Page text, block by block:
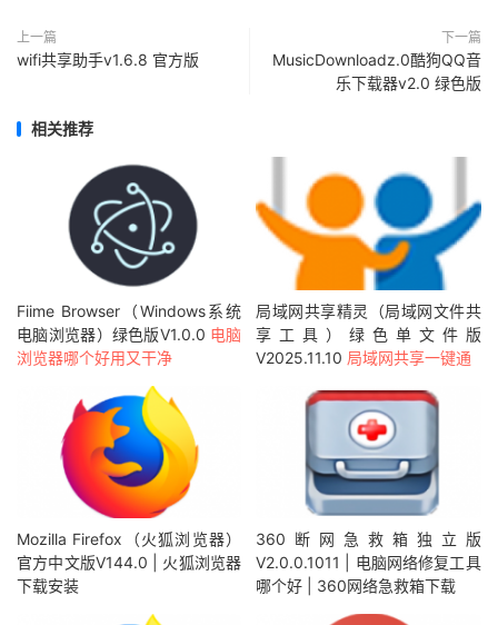
上一篇
wifi共享助手v1.6.8 官方版
下一篇
MusicDownloadz.0酷狗QQ音
乐下载器v2.0 绿色版
相关推荐
Fiime Browser（Windows系统
电脑浏览器）绿色版V1.0.0 电脑
浏览器哪个好用又干净
局域网共享精灵（局域网文件共
享工具）绿色单文件版
V2025.11.10 局域网共享一键通
Mozilla Firefox（火狐浏览器）
官方中文版V144.0 | 火狐浏览器
下载安装
360断网急救箱独立版
V2.0.0.1011 | 电脑网络修复工具
哪个好 | 360网络急救箱下载